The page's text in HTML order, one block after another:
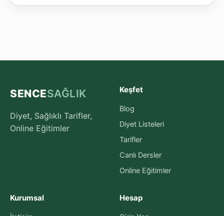
SENCESAĞLIK
Diyet, Sağlıklı Tarifler,
Online Eğitimler
Keşfet
Blog
Diyet Listeleri
Tarifler
Canlı Dersler
Online Eğitimler
Kurumsal Hesap